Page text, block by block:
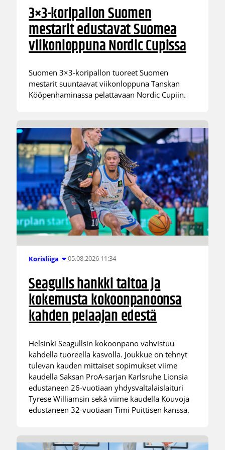
3×3-koripallon Suomen
mestarit edustavat Suomea
viikonloppuna Nordic Cupissa
Suomen 3×3-koripallon tuoreet Suomen
mestarit suuntaavat viikonloppuna Tanskan
Kööpenhaminassa pelattavaan Nordic Cupiin.
Korisliiga 05.08.2026 11:34
Seagulls hankki taitoa ja
kokemusta kokoonpanoonsa
kahden pelaajan edestä
Helsinki Seagullsin kokoonpano vahvistuu
kahdella tuoreella kasvolla. Joukkue on tehnyt
tulevan kauden mittaiset sopimukset viime
kaudella Saksan ProA-sarjan Karlsruhe Lionsia
edustaneen 26-vuotiaan yhdysvaltalaislaituri
Tyrese Williamsin sekä viime kaudella Kouvoja
edustaneen 32-vuotiaan Timi Puittisen kanssa.